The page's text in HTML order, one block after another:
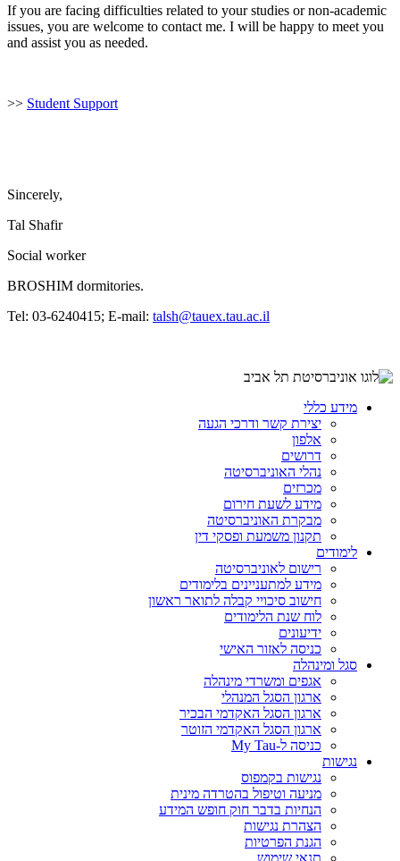
If you are facing difficulties related to your studies or non-academic
issues, you are welcome to contact me. I will be happy to meet you
and assist you as needed.
>> Student Support
Sincerely,
Tal Shafir
Social worker
BROSHIM dormitories.
Tel: 03-6240415; E-mail: talsh@tauex.tau.ac.il
מידע כללי
יצירת קשר ודרכי הגעה
אלפון
דרושים
נהלי האוניברסיטה
מכרזים
מידע לשעת חירום
מבקרת האוניברסיטה
תקנון משמעת ופסקי דין
לימודים
רישום לאוניברסיטה
מידע למתעניינים בלימודים
חישוב סיכויי קבלה לתואר ראשון
לוח שנת הלימודים
ידיעונים
כניסה לאזור האישי
סגל ומינהלה
אגפים ומשרדי מינהלה
ארגון הסגל המנהלי
ארגון הסגל האקדמי הבכיר
ארגון הסגל האקדמי הזוטר
כניסה ל-My Tau
נגישות
נגישות בקמפוס
מניעה וטיפול בהטרדה מינית
הנחיות בדבר חוק חופש המידע
הצהרת נגישות
הגנת הפרטיות
תנאי שימוש